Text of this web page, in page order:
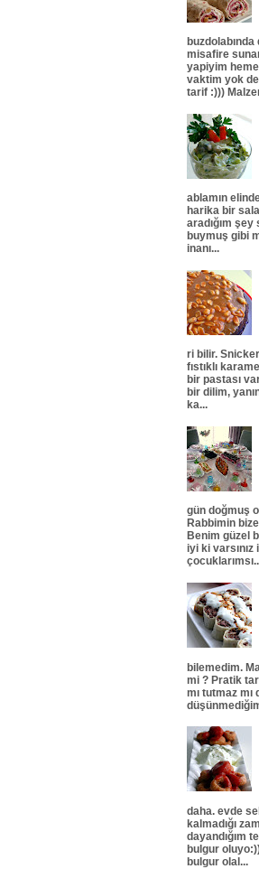
misafire
yapiyim
vaktim yok
tarif :)))
ablamın
harika bir
aradığım şey
buymuş gibi
inanı...
ri bilir.
fıstıklı
bir pastası
bir dilim,
ka...
gün doğmuş
Rabbimin
Benim güzel
iyi ki
bilemedim.
mi ? Pratik
mı tutmaz mı
daha. evde
kalmadığı
dayandığım
bulgur
bulgur olal...